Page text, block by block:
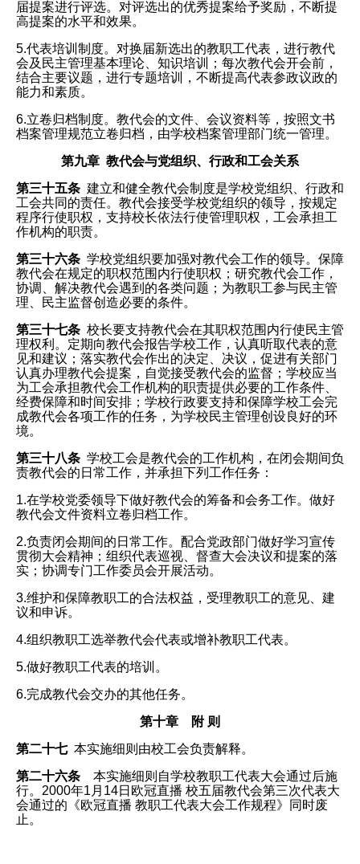
届提案进行评选。对评选出的优秀提案给予奖励，不断提
高提案的水平和效果。
5.代表培训制度。对换届新选出的教职工代表，进行教代
会及民主管理基本理论、知识培训；每次教代会开会前，
结合主要议题，进行专题培训，不断提高代表参政议政的
能力和素质。
6.立卷归档制度。教代会的文件、会议资料等，按照文书
档案管理规范立卷归档，由学校档案管理部门统一管理。
第九章 教代会与党组织、行政和工会关系
第三十五条 建立和健全教代会制度是学校党组织、行政和
工会共同的责任。教代会接受学校党组织的领导，按规定
程序行使职权，支持校长依法行使管理职权，工会承担工
作机构的职责。
第三十六条 学校党组织要加强对教代会工作的领导。保障
教代会在规定的职权范围内行使职权；研究教代会工作，
协调、解决教代会遇到的各类问题；为教职工参与民主管
理、民主监督创造必要的条件。
第三十七条 校长要支持教代会在其职权范围内行使民主管
理权利。定期向教代会报告学校工作，认真听取代表的意
见和建议；落实教代会作出的决定、决议，促进有关部门
认真办理教代会提案，自觉接受教代会的监督；学校应当
为工会承担教代会工作机构的职责提供必要的工作条件、
经费保障和时间安排；学校行政要支持和保障学校工会完
成教代会各项工作的任务，为学校民主管理创设良好的环
境。
第三十八条 学校工会是教代会的工作机构，在闭会期间负
责教代会的日常工作，并承担下列工作任务：
1.在学校党委领导下做好教代会的筹备和会务工作。做好
教代会文件资料立卷归档工作。
2.负责闭会期间的日常工作。配合党政部门做好学习宣传
贯彻大会精神；组织代表巡视、督查大会决议和提案的落
实；协调专门工作委员会开展活动。
3.维护和保障教职工的合法权益，受理教职工的意见、建
议和申诉。
4.组织教职工选举教代会代表或增补教职工代表。
5.做好教职工代表的培训。
6.完成教代会交办的其他任务。
第十章 附 则
第二十七本实施细则由校工会负责解释。
第二十六条 本实施细则自学校教职工代表大会通过后施
行。2000年1月14日欧冠直播 校五届教代会第三次代表大
会通过的《欧冠直播 教职工代表大会工作规程》同时废
止。